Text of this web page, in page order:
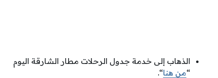
الذهاب إلى خدمة جدول الرحلات مطار الشارقة اليوم
“من هنا“.